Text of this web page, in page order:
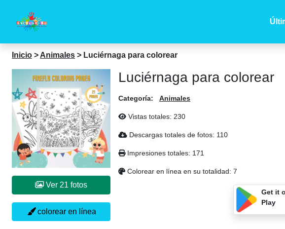
Inicio > Animales > Luciérnaga para colorear
Ver 21 fotos
colorear en línea
Luciérnaga para colorear
Categoría: Animales
Vistas totales: 230
Descargas totales de fotos: 110
Impresiones totales: 171
Colorear en línea en su totalidad: 7
Get it
Play